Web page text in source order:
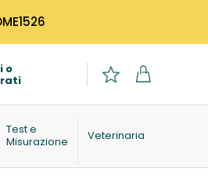
o
Test e
Misurazione
Veterinaria